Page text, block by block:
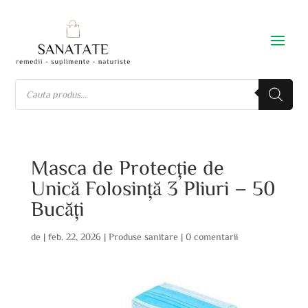
Masca de Protecție de
Unică Folosință 3 Pliuri – 50
Bucăți
de | feb. 22, 2026 | Produse sanitare| 0 comentarii